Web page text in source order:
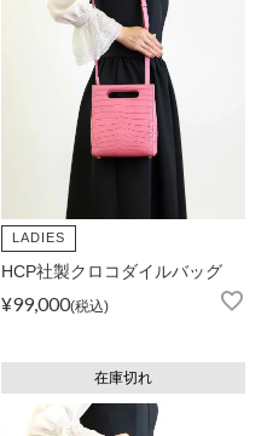
LADIES
HCP社製クロコダイルバッグ
¥99,000 税込
在庫切れ